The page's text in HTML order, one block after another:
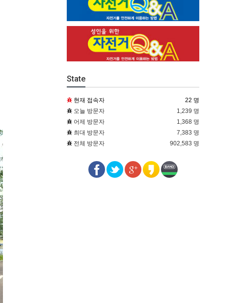
State
현재 접속자
22 명
오늘 방문자
1,239 명
어제 방문자
1,368 명
최대 방문자
7,383 명
전체 방문자
902,583 명